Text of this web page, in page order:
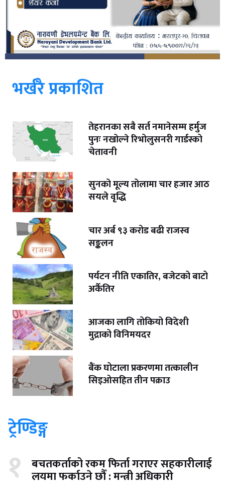
भर्खरै प्रकाशित
तेहरानका सबै सर्त नमानेसम्म हर्मुज
पुनः नखोल्ने रिभोलुसनरी गार्डस्को
चेतावनी
सुनको मूल्य तोलामा चार हजार आठ
सयले वृद्धि
चार अर्ब ९३ करोड बढी राजस्व
सङ्कलन
पर्यटन नीति एकातिर, बजेटको बाटो
अर्कैतिर
आजका लागि तोकियो विदेशी
मुद्राको विनिमयदर
बैंक घोटाला प्रकरणमा तत्कालीन
सिइओसहित तीन पक्राउ
ट्रेण्डिङ्ग
१ बचतकर्ताको रकम फिर्ता गराएर सहकारीलाई
लयमा फर्काउने छौँ : मन्त्री अधिकारी